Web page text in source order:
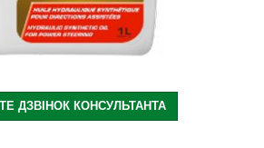
ДЗВІНОК КОНСУЛЬТАНТА